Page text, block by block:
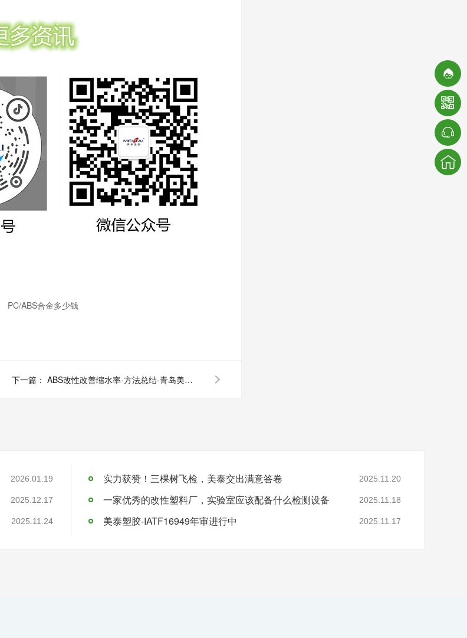
PC/ABS合金多少钱
下一篇： ABS改性改善缩水率-方法总结-青岛美泰塑胶
2026.01.19
2025.12.17
2025.11.24
实力获赞！三棵树飞检，美泰交出满意答卷 2025.11.20
一家优秀的改性塑料厂，实验室应该配备什么检测设备 2025.11.18
美泰塑胶-IATF16949年审进行中 2025.11.17